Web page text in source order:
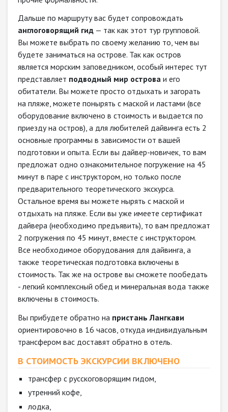
Дальше по маршруту вас будет сопровождать
англоговорящий гид — так как этот тур групповой.
Вы можете выбрать по своему желанию то, чем вы
будете заниматься на острове. Так как остров
является морским заповедником, особый интерес тут
представляет подводный мир острова и его
обитатели. Вы можете просто отдыхать и загорать
на пляже, можете понырять с маской и ластами (все
оборудование включено в стоимость и выдается по
приезду на остров), а для любителей дайвинга есть 2
основные программы в зависимости от вашей
подготовки и опыта. Если вы дайвер-новичек, то вам
предложат одно ознакомительное погружение на 45
минут в паре с инструктором, но только после
предварительного теоретического экскурса.
Остальное время вы можете нырять с маской и
отдыхать на пляже. Если вы уже имеете сертификат
дайвера (необходимо предъявить), то вам предложат
2 погружения по 45 минут, вместе с инструктором.
Все необходимое оборудования для дайвинга, а
также теоретическая подготовка включены в
стоимость. Так же на острове вы сможете пообедать
- легкий комплексный обед и минеральная вода также
включены в стоимость.
Вы прибудете обратно на пристань Лангкави
ориентировочно в 16 часов, откуда индивидуальным
трансфером вас доставят обратно в отель.
В СТОИМОСТЬ ЭКСКУРСИИ ВКЛЮЧЕНО
трансфер с русскоговорящим гидом,
утренний кофе,
лодка,